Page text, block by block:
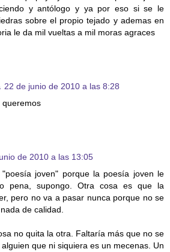
y antólogo y ya por eso si se le
sobre el propio tejado y ademas en
le da mil vueltas a mil moras agraces
22 de junio de 2010 a las 8:28
queremos
de 2010 a las 13:05
joven" porque la poesía joven le
pena, supongo. Otra cosa es que la
pero no va a pasar nunca porque no se
de calidad.
no quita la otra. Faltaría más que no se
que ni siquiera es un mecenas. Un